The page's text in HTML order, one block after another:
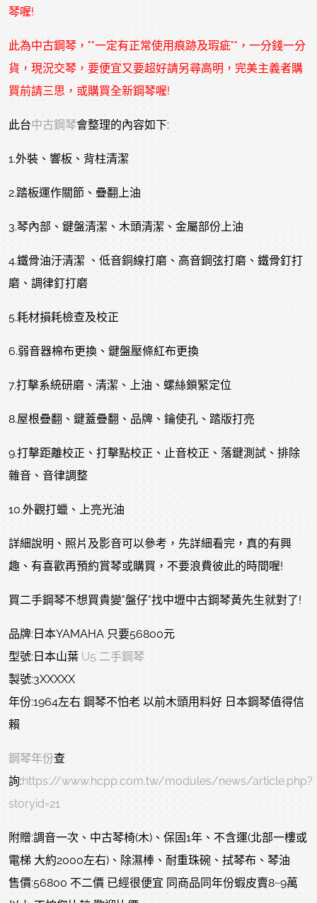
琴喔!
此為中古鋼琴 ，""一定有正常使用痕跡及瑕疵""，一分錢一分
貨，現況交琴，要便宜又要超好請另尋高明，完美主義者購
買前請三思，或購買全新鋼琴喔!
此台中古鋼琴會整理的內容如下:
1.外裝、響板、背柱清潔
2.踏板運作關節、疊翻上油
3.琴內部、鍵盤清潔、木頭清潔、金屬部份上油
4.鐵骨油汙清潔 、低音銅線打磨、高音鋼弦打磨、鐵骨釘打
磨、調律釘打磨
5.耗材損耗檢查及校正
6.弱音器棉布更換、鍵盤壓條紅布更換
7.打擊系統研磨、清潔、上油、螺絲鎖緊定位
8.屋根疊翻、鍵蓋疊翻、品牌、鑰使孔、踏版打亮
9.打擊距離校正、打擊點校正、止音校正、落鍵測試、排除
雜音、音律調整
10.外觀打蠟、上亮光油
詳細說明、照片及影音可以參考，先詳細看完，真的有興
趣、有喜歡再預約賞琴或購買，不要浪費彼此的時間喔!
買二手鋼琴不想買貴變"盤仔"找中壢中古鋼琴黃先生就對了!
品牌:日本YAMAHA 只要56800元
型號:日本山葉 U5 二手鋼琴
製號:3XXXXX
年份:1964左右 鋼琴不怕老 以前木頭用料好 日本鋼琴值得信
賴
鋼琴年份查
詢:https://www.hcpp.com.tw/modules/news/article.php?
storyid=21
附贈:調音一次、中古琴椅(木)、保固1年、不含運(北部一樓或
電梯 大約2000左右)、除濕棒、耐重珠碗、拭琴布、琴油
售價:56800 不二價 已經很便宜 同商品同年份蝦皮賣8~9萬